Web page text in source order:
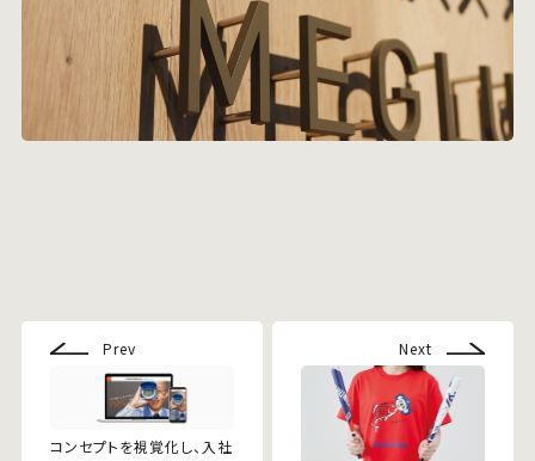
コンセプトを視覚化し、入社
Prev Next